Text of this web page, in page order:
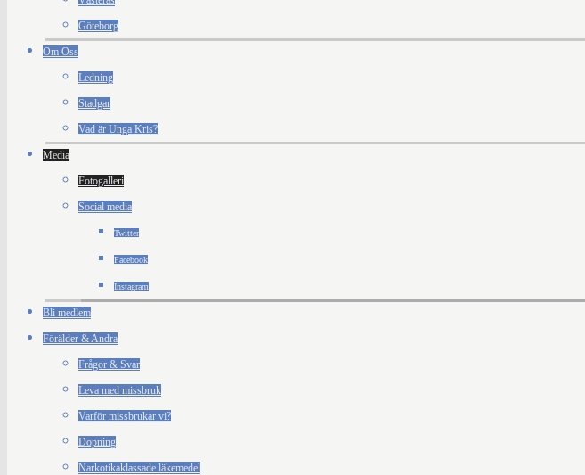
Göteborg
Om Oss
Ledning
Stadgar
Vad är Unga Kris?
Media
Fotogalleri
Social media
Twitter
Facebook
Instagram
Bli medlem
Förälder & Andra
Frågor & Svar
Leva med missbruk
Varför missbrukar vi?
Dopning
Narkotikaklassade läkemedel